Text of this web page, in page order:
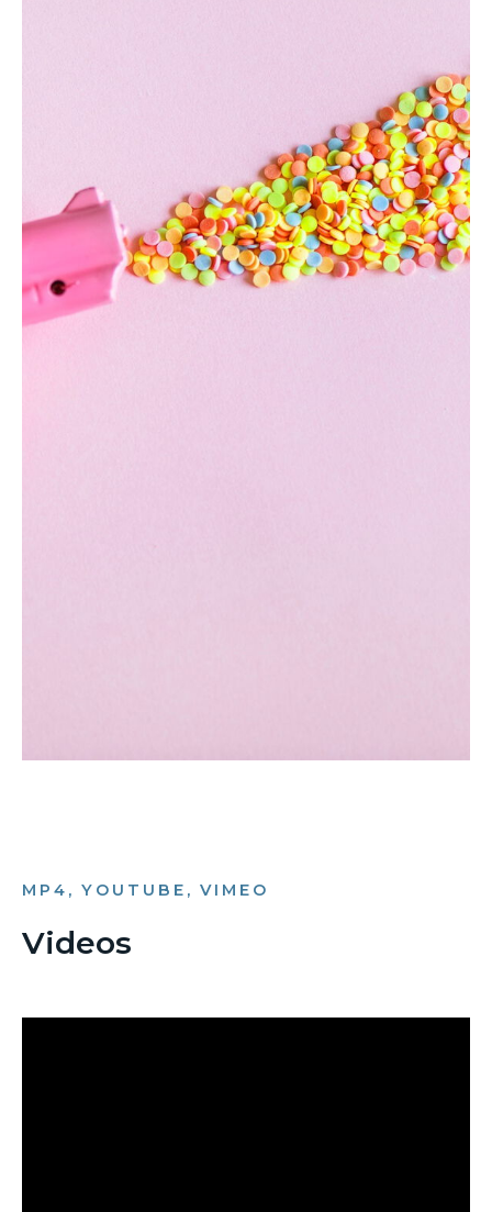
MP4, YOUTUBE, VIMEO
Videos